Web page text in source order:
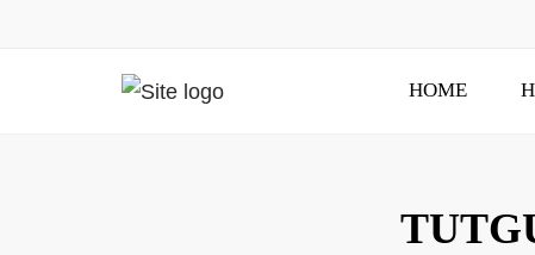
HOME